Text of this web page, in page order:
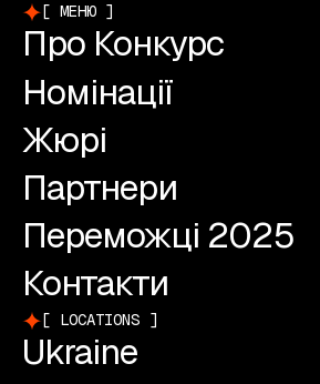
МЕНЮ
Про Конкурс
Номінації
Жюрі
Партнери
Переможці 2025
Контакти
LOCATIONS
Ukraine